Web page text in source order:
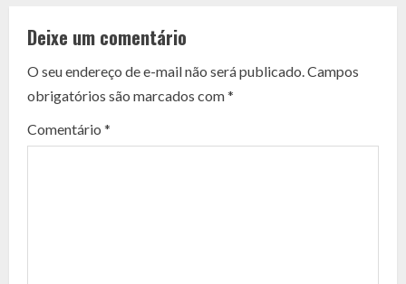
n
t
i
Deixe um comentário
O seu endereço de e-mail não será publicado. Campos
obrigatórios são marcados com*
Comentário *